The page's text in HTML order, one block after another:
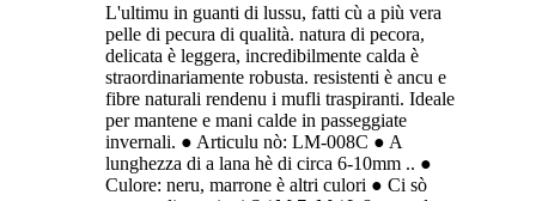
L'ultimu in guanti di lussu, fatti cù a più vera
pelle di pecura di qualità. natura di pecora,
delicata è leggera, incredibilmente calda è
straordinariamente robusta. resistenti è ancu e
fibre naturali rendenu i mufli traspiranti. Ideale
per mantene e mani calde in passeggiate
invernali. ● Articulu nò: LM-008C ● A
lunghezza di a lana hè di circa 6-10mm .. ●
Culore: neru, marrone è altri culori ● Ci sò